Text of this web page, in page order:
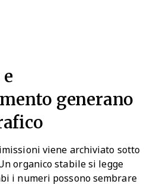
generano
viene archiviato sotto
organico stabile si legge
i numeri possono sembrare